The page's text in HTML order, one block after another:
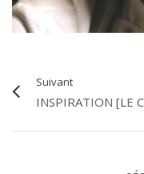
Suivant
INSPIRATION [LE